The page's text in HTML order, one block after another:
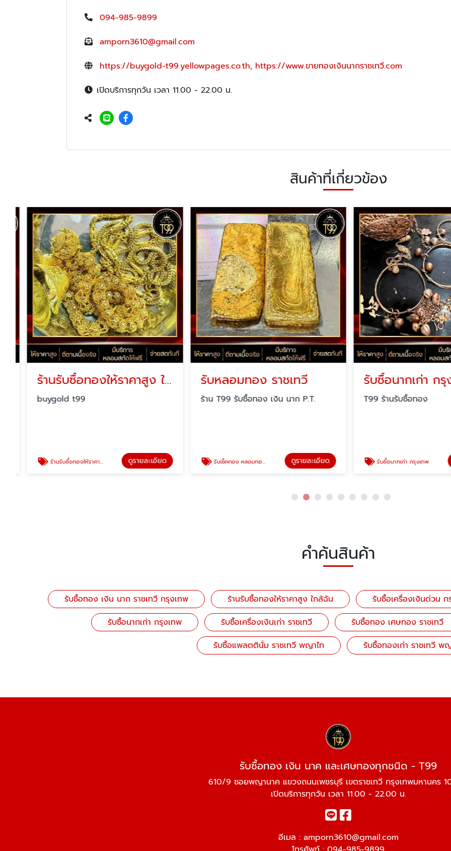
094-985-9899
amporn3610@gmail.com
https://buygold-t99.yellowpages.co.th, https://www.ขายทองเงินนากราชเทวี.com
เปิดบริการทุกวัน เวลา 11.00 - 22.00 น.
สินค้าที่เกี่ยวข้อง
ร้านรับซื้อทองให้ราคาสูง ใกล้ฉัน
buygold t99
ร้านรับซื้อทองให้ราคาสูง ใกล้ฉัน ดูรายละเอียด
รับหลอมทอง ราชเทวี
ร้าน T99 รับซื้อทอง เงิน นาก P.T.
รับเช็คทอง หลอมทอง ราชเทวี ดูรายละเอียด
รับซื้อนากเก่า กรุง
T99 ร้านรับซื้อทอง
รับซื้อนากเก่า กรุงเทพ
คำค้นสินค้า
รับซื้อทอง เงิน นาก ราชเทวี กรุงเทพ ร้านรับซื้อทองให้ราคาสูง ใกล้ฉัน รับซื้อเครื่องเงินด่วน ก
รับซื้อนากเก่า กรุงเทพ
รับซื้อเครื่องเงินเก่า ราชเทวี รับซื้อทอง เศษทอง ราชเทวี
รับซื้อแพลตตินั่ม ราชเทวี พญาไท
รับซื้อทองเก่า ราชเทวี พ
รับซื้อทอง เงิน นาค และเศษทองทุกชนิด - T99
610/9 ซอยพญานาค แขวงถนนเพชรบุรี เขตราชเทวี กรุงเทพมหานคร
เปิดบริการทุกวัน เวลา 11.00 - 22.00 น.
อีเมล : amporn3610@gmail.com